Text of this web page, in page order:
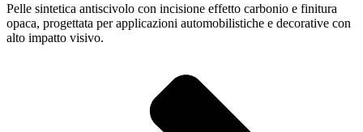
Pelle sintetica antiscivolo con incisione effetto carbonio e finitura
opaca, progettata per applicazioni automobilistiche e decorative con
alto impatto visivo.